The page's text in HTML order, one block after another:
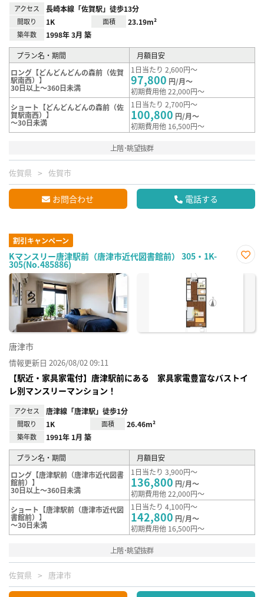
アクセス 長崎本線「佐賀駅」徒歩13分
間取り 1K 面積 23.19m²
築年数 1998年 3月 築
プラン名・期間
月額目安
ロング【どんどんどんの森前（佐賀
駅南西）】
30日以上～360日未満
1日当たり 2,600円～
97,800 円/月～
初期費用他 22,000円～
ショート【どんどんどんの森前（佐
賀駅南西）】
～30日未満
1日当たり 2,700円～
100,800 円/月～
初期費用他 16,500円～
上階･眺望抜群
佐賀県 佐賀市
お問合わせ 電話する
割引キャンペーン
Kマンスリー唐津駅前（唐津市近代図書館前） 305・1K-
305(No.485886)
に入
唐津市
情報更新日 2026/08/02 09:11
【駅近・家具家電付】唐津駅前にある 家具家電豊富なバストイ
レ別マンスリーマンション！
アクセス 唐津線「唐津駅」徒歩1分
間取り 1K 面積 26.46m²
築年数 1991年 1月 築
プラン名・期間
月額目安
ロング【唐津駅前（唐津市近代図書
館前）】
30日以上～360日未満
1日当たり 3,900円～
136,800 円/月～
初期費用他 22,000円～
ショート【唐津駅前（唐津市近代図
書館前）】
～30日未満
1日当たり 4,100円～
142,800 円/月～
初期費用他 16,500円～
上階･眺望抜群
佐賀県 唐津市